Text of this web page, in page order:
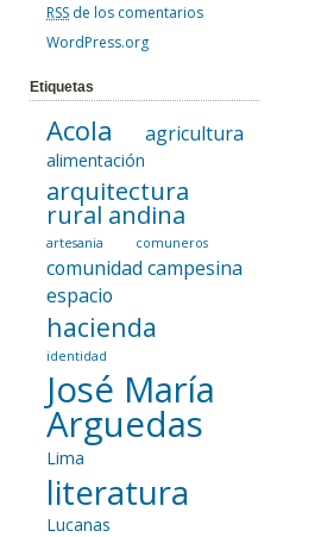
RSS de los comentarios
WordPress.org
Etiquetas
Acola agricultura
alimentación
arquitectura
rural andina
artesania comuneros
comunidad campesina
espacio
hacienda
identidad
José María
Arguedas
Lima
literatura
Lucanas